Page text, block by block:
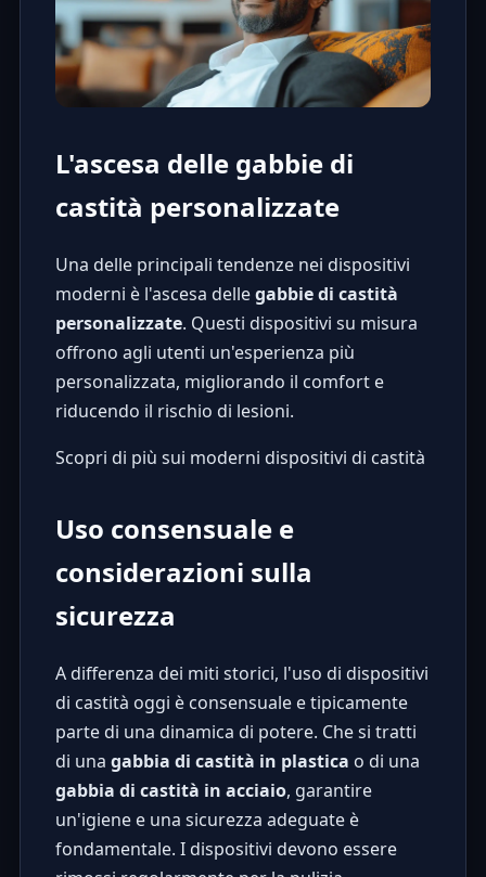
L'ascesa delle gabbie di
castità personalizzate
Una delle principali tendenze nei dispositivi
moderni è l'ascesa dellegabbie di castità
personalizzate. Questi dispositivi su misura
offrono agli utenti un'esperienza più
personalizzata, migliorando il comfort e
riducendo il rischio di lesioni.
Scopri di più sui moderni dispositivi di castità
Uso consensuale e
considerazioni sulla
sicurezza
A differenza dei miti storici, l'uso di dispositivi
di castità oggi è consensuale e tipicamente
parte di una dinamica di potere. Che si tratti
di una gabbia di castità in plastica o di una
gabbia di castità in acciaio, garantire
un'igiene e una sicurezza adeguate è
fondamentale. I dispositivi devono essere